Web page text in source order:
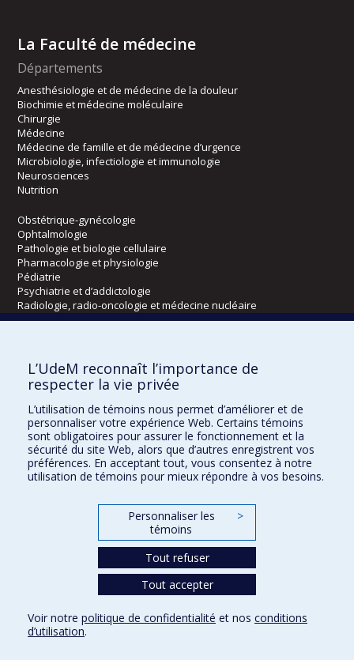
La Faculté de médecine
Départements
Anesthésiologie et de médecine de la douleur
Biochimie et médecine moléculaire
Chirurgie
Médecine
Médecine de famille et de médecine d’urgence
Microbiologie, infectiologie et immunologie
Neurosciences
Nutrition
Obstétrique-gynécologie
Ophtalmologie
Pathologie et biologie cellulaire
Pharmacologie et physiologie
Pédiatrie
Psychiatrie et d’addictologie
Radiologie, radio-oncologie et médecine nucléaire
Kinésiologie et des sciences de l’activité physique
Orthophonie et audiologie
Réadaptation
Directions
DPC
CPASS
L’UdeM reconnaît l’importance de
respecter la vie privée
L’utilisation de témoins nous permet d’améliorer et de
personnaliser votre expérience Web. Certains témoins
sont obligatoires pour assurer le fonctionnement et la
sécurité du site Web, alors que d’autres enregistrent vos
préférences. En acceptant tout, vous consentez à notre
utilisation de témoins pour mieux répondre à vos besoins.
Personnaliser les
témoins
>
Tout refuser
Tout accepter
Voir notre politique de confidentialité et nos conditions
d’utilisation.